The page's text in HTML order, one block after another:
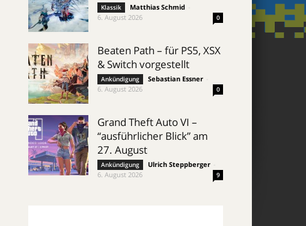
Klassik Matthias Schmid
6. August 2026
0
Beaten Path – für PS5, XSX
& Switch vorgestellt
Ankündigung Sebastian Essner
6. August 2026
0
Grand Theft Auto VI –
“ausführlicher Blick” am
27. August
Ankündigung Ulrich Steppberger
6. August 2026
9